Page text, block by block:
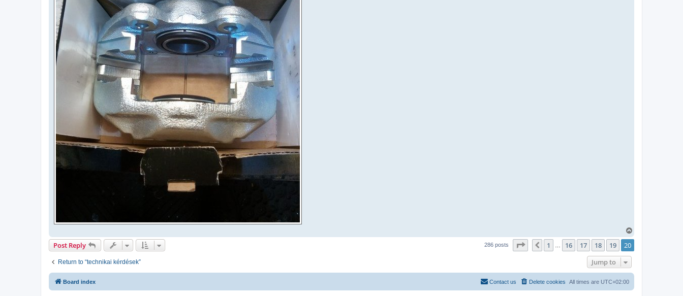
Post Reply 286 posts Page 20 of20
Previous
1 16 17 18 19 20
Return to “technikai kérdések” Jump to
Board index All times are UTC+02:00
Delete cookies
Contact us